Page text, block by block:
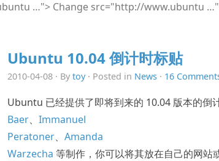
…"> Change src="http://www.ubuntu
Ubuntu 10.04 倒计时标贴
2010-04-08 · By toy· Posted in News· 16
Ubuntu 已经提供了即将到来的 10.04 版本的倒
Baer、 Immanuel
Peratoner、 Amanda
Warzecha 等制作，你可以将其放在自己的网站